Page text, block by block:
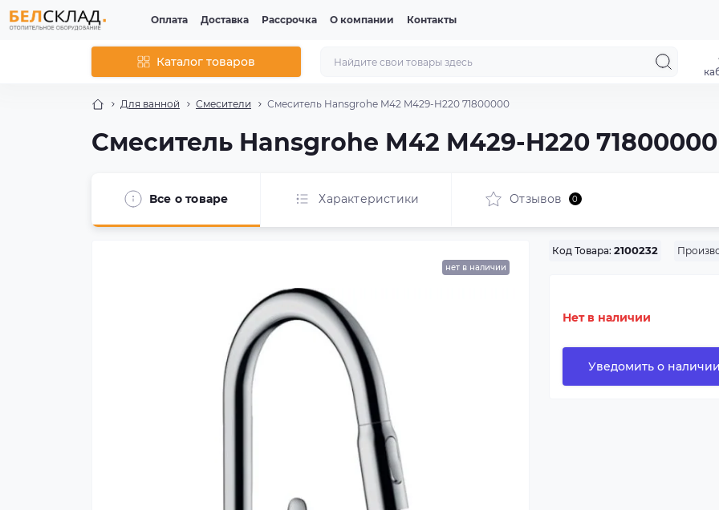
Оплата Доставка Рассрочка О компании Контакты
Каталог товаров
Для ванной Смесители Смеситель Hansgrohe M42 M429-H220 71800000
Смеситель Hansgrohe M42 M429-H220 71800000
Все о товаре Характеристики Отзывов 0
нет в наличии
Код Товара: 2100232
Нет в наличии
Уведомить о